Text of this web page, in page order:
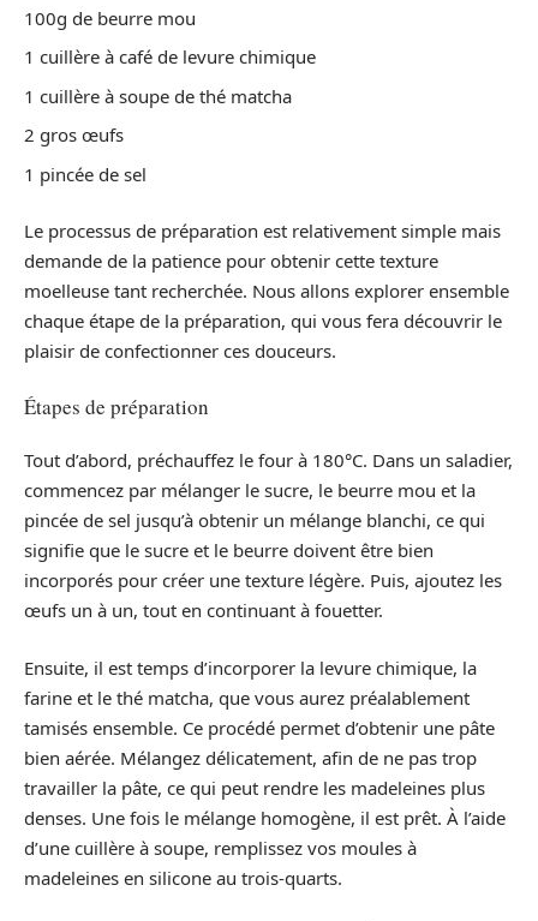
100g de beurre mou
1 cuillère à café de levure chimique
1 cuillère à soupe de thé matcha
2 gros œufs
1 pincée de sel
Le processus de préparation est relativement simple mais
demande de la patience pour obtenir cette texture
moelleuse tant recherchée. Nous allons explorer ensemble
chaque étape de la préparation, qui vous fera découvrir le
plaisir de confectionner ces douceurs.
Étapes de préparation
Tout d’abord, préchauffez le four à 180°C. Dans un saladier,
commencez par mélanger le sucre, le beurre mou et la
pincée de sel jusqu’à obtenir un mélange blanchi, ce qui
signifie que le sucre et le beurre doivent être bien
incorporés pour créer une texture légère. Puis, ajoutez les
œufs un à un, tout en continuant à fouetter.
Ensuite, il est temps d’incorporer la levure chimique, la
farine et le thé matcha, que vous aurez préalablement
tamisés ensemble. Ce procédé permet d’obtenir une pâte
bien aérée. Mélangez délicatement, afin de ne pas trop
travailler la pâte, ce qui peut rendre les madeleines plus
denses. Une fois le mélange homogène, il est prêt. À l’aide
d’une cuillère à soupe, remplissez vos moules à
madeleines en silicone au trois-quarts.